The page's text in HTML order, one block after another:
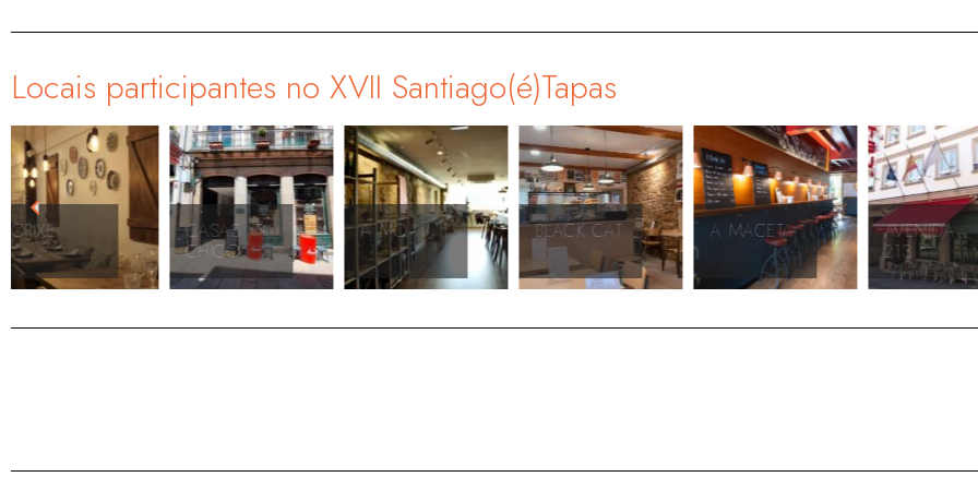
Locais participantes no XVII Santiago(é)Tapas
CASAS
CHICO
A MOA BLACK CAT A MACETA
AVENIDA
MARTE